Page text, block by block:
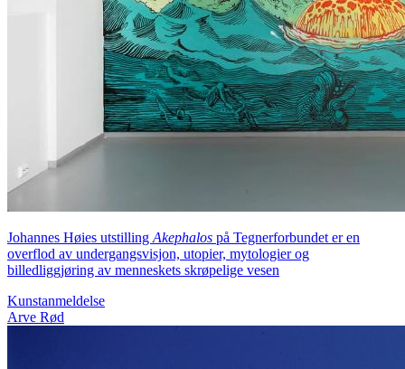
Johannes Høies utstilling Akephalos på Tegnerforbundet er en
overflod av undergangsvisjon, utopier, mytologier og
billedliggjøring av menneskets skrøpelige vesen
Kunstanmeldelse
Arve Rød